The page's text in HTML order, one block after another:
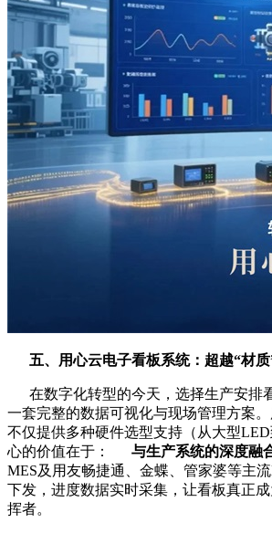
五、用心云电子看板系统：超越“材质
在数字化转型的今天，选择生产安排
一套完整的数据可视化与现场管理方案
不仅提供多种硬件选型支持（从大型
心的价值在于：
与生产系统的深度融
MES及用友畅捷通、金蝶、管家婆等主
下发，进度数据实时采集，让看板真正
挥者。